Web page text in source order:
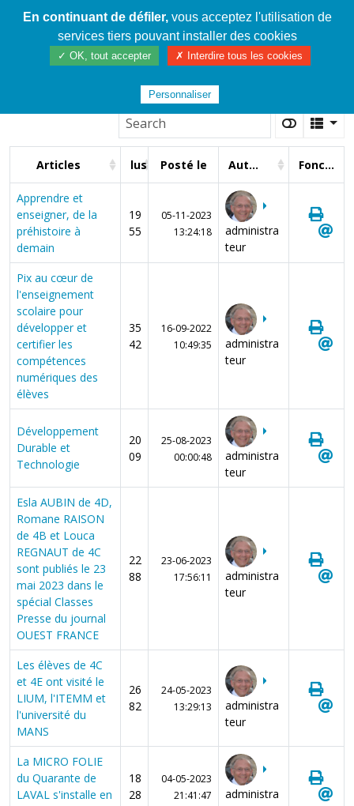
Cahier de textes patrickRICHARD
Les Nouvelles
Articles lus Posté le Auteur Fonctions
Apprendre et
enseigner, de la
préhistoire à
demain
19
55
05-11-2023
13:24:18
administra
teur
Pix au cœur de
l'enseignement
scolaire pour
développer et
certifier les
compétences
numériques des
élèves
35
42
16-09-2022
10:49:35
administra
teur
Développement
Durable et
Technologie
20
09
25-08-2023
00:00:48
administra
teur
Esla AUBIN de 4D,
Romane RAISON
de 4B et Louca
REGNAUT de 4C
sont publiés le 23
mai 2023 dans le
spécial Classes
Presse du journal
OUEST FRANCE
22
88
23-06-2023
17:56:11
administra
teur
Les élèves de 4C
et 4E ont visité le
LIUM, l'ITEMM et
l'université du
MANS
26
82
24-05-2023
13:29:13
administra
teur
La MICRO FOLIE
du Quarante de
LAVAL s'installe en
18
28
04-05-2023
21:41:47
administra
En continuant de défiler,vous acceptez l'utilisation de
services tiers pouvant installer des cookies
✓ OK, tout accepter ✗ Interdire tous les cookies
Personnaliser